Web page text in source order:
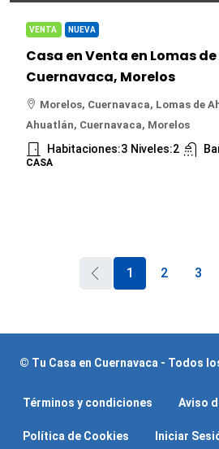
VENTA NUEVA
Casa en Venta en Lomas
Cuernavaca, Morelos
Morelos, Cuernavaca, Lomas de
Ahuatlán, Cuernavaca, Morelos
Habitaciones:3 Niveles:2
CASA
1 2 3
© Tu Casa en Cuernavaca - Todos
Términos y condiciones Aviso
Política de Cookies Iniciar